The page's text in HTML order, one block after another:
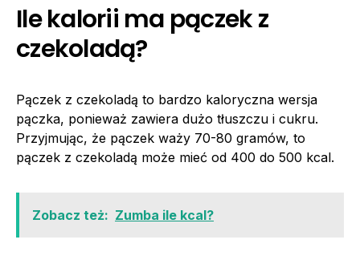
Ile kalorii ma pączek z
czekoladą?
Pączek z czekoladą to bardzo kaloryczna wersja
pączka, ponieważ zawiera dużo tłuszczu i cukru.
Przyjmując, że pączek waży 70-80 gramów, to
pączek z czekoladą może mieć od 400 do 500 kcal.
Zobacz też: Zumba ile kcal?